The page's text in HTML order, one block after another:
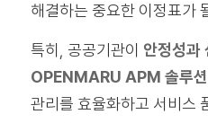
해결하는 중요한 이정표가
특히, 공공기관이 안정성과
OPENMARU APM 솔루션
관리를 효율화하고 서비스